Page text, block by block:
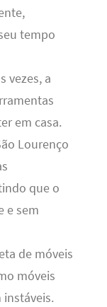
tempo
vezes, a
em casa.
Lourenço
que o
e sem
de móveis
móveis